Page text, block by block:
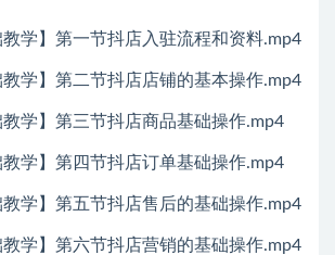
教学】第一节抖店入驻流程和资料.mp4
教学】第二节抖店店铺的基本操作.mp4
教学】第三节抖店商品基础操作.mp4
教学】第四节抖店订单基础操作.mp4
教学】第五节抖店售后的基础操作.mp4
教学】第六节抖店营销的基础操作.mp4